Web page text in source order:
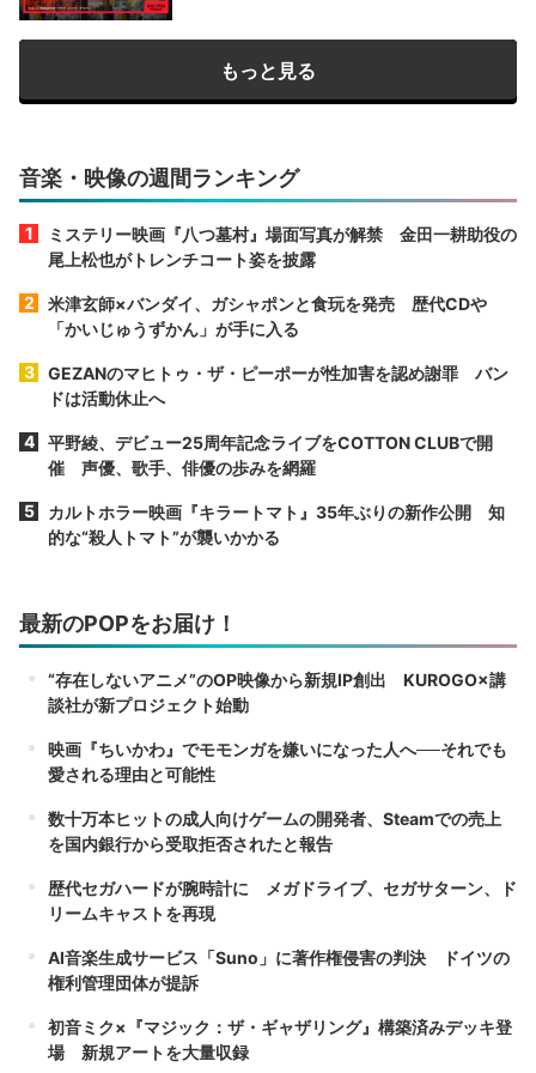
もっと見る
音楽・映像の週間ランキング
ミステリー映画『八つ墓村』場面写真が解禁 金田一耕助役の
尾上松也がトレンチコート姿を披露
米津玄師×バンダイ、ガシャポンと食玩を発売 歴代CDや
「かいじゅうずかん」が手に入る
GEZANのマヒトゥ・ザ・ピーポーが性加害を認め謝罪 バン
ドは活動休止へ
平野綾、デビュー25周年記念ライブをCOTTON CLUBで開
催 声優、歌手、俳優の歩みを網羅
カルトホラー映画『キラートマト』35年ぶりの新作公開 知
的な“殺人トマト”が襲いかかる
最新のPOPをお届け！
“存在しないアニメ”のOP映像から新規IP創出 KUROGO×講
談社が新プロジェクト始動
映画『ちいかわ』でモモンガを嫌いになった人へ──それでも
愛される理由と可能性
数十万本ヒットの成人向けゲームの開発者、Steamでの売上
を国内銀行から受取拒否されたと報告
歴代セガハードが腕時計に メガドライブ、セガサターン、ド
リームキャストを再現
AI音楽生成サービス「Suno」に著作権侵害の判決 ドイツの
権利管理団体が提訴
初音ミク×『マジック：ザ・ギャザリング』構築済みデッキ登
場 新規アートを大量収録